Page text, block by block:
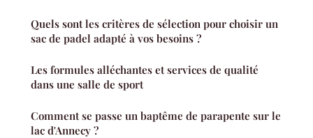
Quels sont les critères de sélection pour choisir un
sac de padel adapté à vos besoins ?
Les formules alléchantes et services de qualité
dans une salle de sport
Comment se passe un baptême de parapente sur le
lac d'Annecy ?